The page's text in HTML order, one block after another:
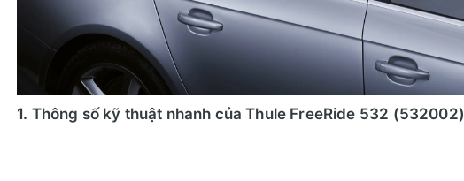
1. Thông số kỹ thuật nhanh của Thule FreeRide 532 (532002)